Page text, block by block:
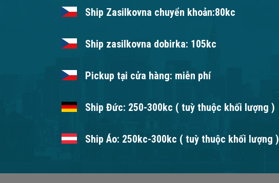
Ship Zasilkovna chuyển khoản:80kc
Ship zasilkovna dobirka: 105kc
Pickup tại cửa hàng: miễn phí
Ship Đức: 250-300kc ( tuỳ thuộc khối lượng )
Ship Áo: 250kc-300kc ( tuỳ thuộc khối lượng )